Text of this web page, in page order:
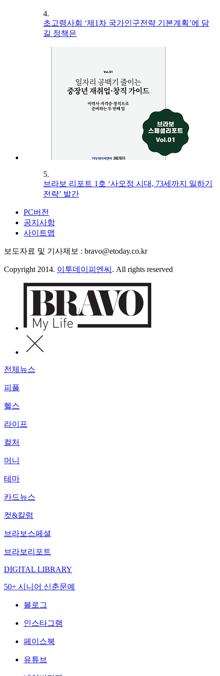
4.
초고령사회 ‘제1차 국가인구전략 기본계획’에 담
길 정책은
5.
브라보 리포트 1호 ‘사오정 시대, 73세까지 일하기
전략’ 발간
PC버전
공지사항
사이트맵
보도자료 및 기사제보 : bravo@etoday.co.kr
Copyright 2014. 이투데이피엔씨 . All rights reserved
전체뉴스
피플
헬스
라이프
컬처
머니
테마
카드뉴스
컷&칼럼
브라보스페셜
브라보리포트
DIGITAL LIBRARY
50+ 시니어 신춘문예
블로그
인스타그램
페이스북
유튜브